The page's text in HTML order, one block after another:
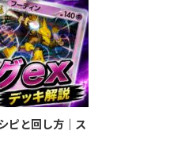
ピと回し方｜ス